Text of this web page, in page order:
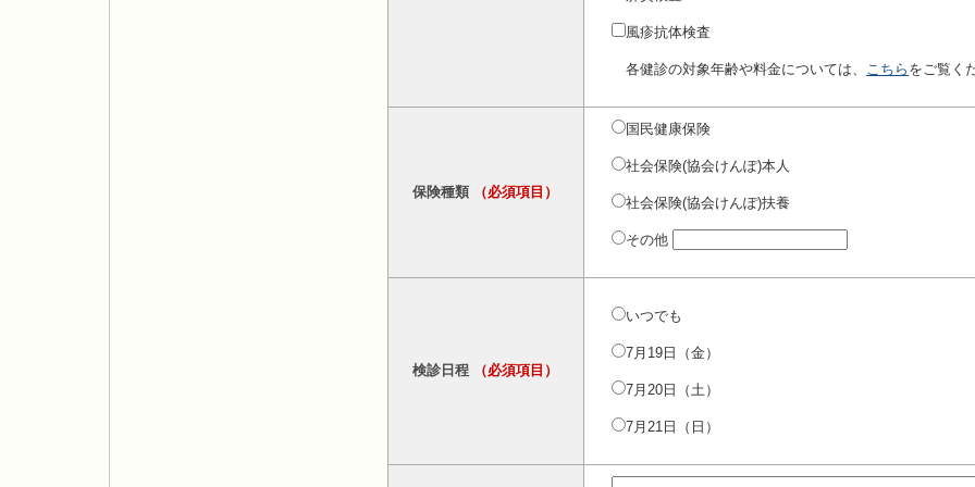
風疹抗体検査
各健診の対象年齢や料金については、 こちら をご覧く
保険種類 （必須項目）
国民健康保険
社会保険(協会けんぽ)本人
社会保険(協会けんぽ)扶養
その他
検診日程 （必須項目）
いつでも
7月19日（金）
7月20日（土）
7月21日（日）